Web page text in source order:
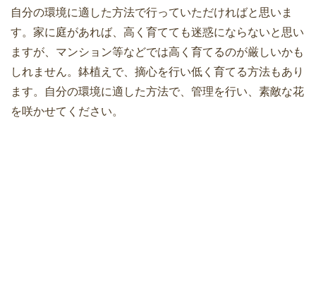
自分の環境に適した方法で行っていただければと思いま
す。家に庭があれば、高く育てても迷惑にならないと思い
ますが、マンション等などでは高く育てるのが厳しいかも
しれません。鉢植えで、摘心を行い低く育てる方法もあり
ます。自分の環境に適した方法で、管理を行い、素敵な花
を咲かせてください。